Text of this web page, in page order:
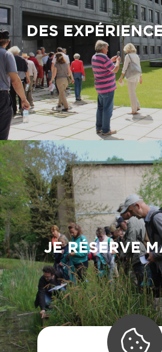
DES
JE RÉSERVE